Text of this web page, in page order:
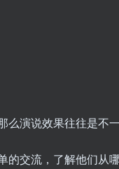
演说效果往往是不一
交流，了解他们从